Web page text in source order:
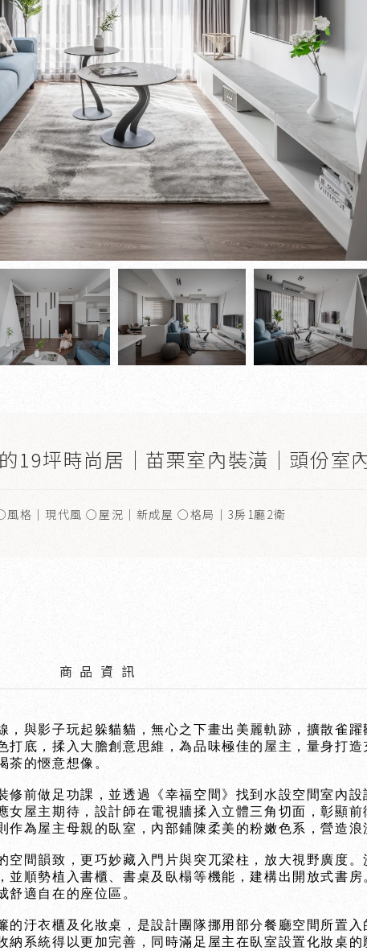
19坪時尚居｜苗栗室內裝潢｜頭份室
格｜現代風 ○屋況｜新成屋 ○格局｜3房1廳2衛
商品資訊
，與影子玩起躲貓貓，無心之下畫出美麗軌跡，擴散雀躍
底，揉入大膽創意思維，為品味極佳的屋主，量身打造
茶的愜意想像。
前做足功課，並透過《幸福空間》找到水設空間室內
女屋主期待，設計師在電視牆揉入立體三角切面，彰顯前
為屋主母親的臥室，內部鋪陳柔美的粉嫩色系，營造浪
間韻致，更巧妙藏入門片與突兀梁柱，放大視野廣度。
順勢植入書櫃、書桌及臥榻等機能，建構出開放式書
適自在的座位區。
汙衣櫃及化妝桌，是設計團隊挪用部分餐廳空間所置
系統得以更加完善，同時滿足屋主在臥室設置化妝桌的